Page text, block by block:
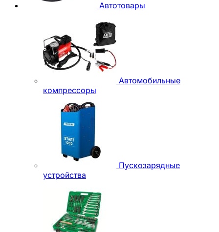
Автотовары
Автомобильные
компрессоры
Пускозарядные
устройства